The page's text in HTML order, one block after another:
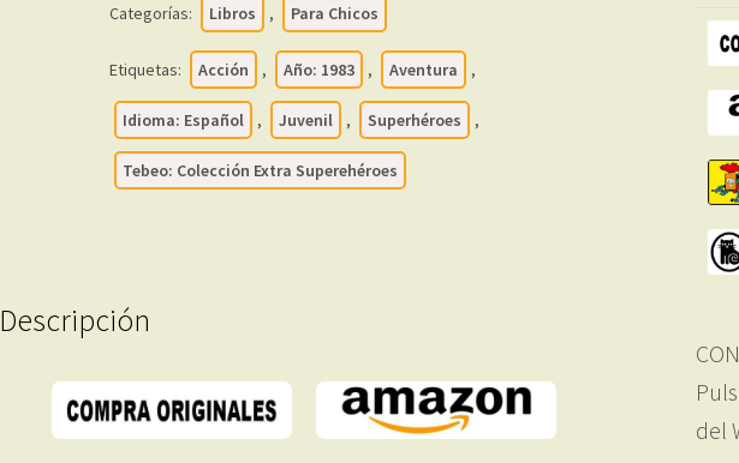
Forum
Colección
Completa
-
PDF
Descarga
Inmediata
Categorías: Libros , Para Chicos
Etiquetas: Acción , Año: 1983 , Aventura ,
Idioma: Español , Juvenil , Superhéroes ,
Tebeo: Colección Extra Superehéroes
Descripción
del